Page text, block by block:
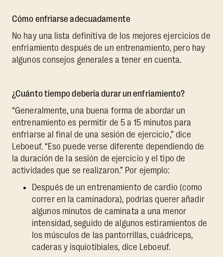
Cómo enfriarse adecuadamente
No hay una lista definitiva de los mejores ejercicios de
enfriamiento después de un entrenamiento, pero hay
algunos consejos generales a tener en cuenta.
¿Cuánto tiempo debería durar un enfriamiento?
“Generalmente, una buena forma de abordar un
entrenamiento es permitir de 5 a 15 minutos para
enfriarse al final de una sesión de ejercicio,” dice
Leboeuf. “Eso puede verse diferente dependiendo de
la duración de la sesión de ejercicio y el tipo de
actividades que se realizaron.” Por ejemplo:
Después de un entrenamiento de cardio (como
correr en la caminadora), podrías querer añadir
algunos minutos de caminata a una menor
intensidad, seguido de algunos estiramientos de
los músculos de las pantorrillas, cuádriceps,
caderas y isquiotibiales, dice Leboeuf.